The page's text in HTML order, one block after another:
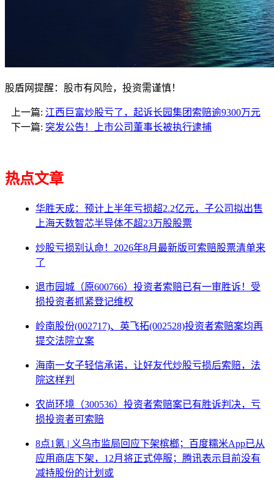
股盾网提醒：股市有风险，投资需谨慎！
上一篇: 江西巨富炒股亏了，起诉长园集团索赔逾9300万元
下一篇: 突发公告！上市公司董事长被执行逮捕
热点文章
华胜天成：预计上半年亏损超2.2亿元，子公司拟出售
上海天数智芯半导体不超23万股股票
炒股亏损别认命！2026年8月最新版可索赔股票清单来
了
退市园城（原600766）投资者索赔已有一审胜诉！受
损投资者抓紧登记维权
岭南股份(002717)、英飞拓(002528)投资者索赔案均再
提交法院立案
海南一女子轻信承诺，让好友代炒股亏损后索赔，法
院这样判
农尚环境（300536）投资者索赔案已有胜诉判决，亏
损投资者可索赔
8点1氪 | 义乌市监局回应下架槟榔；百度糯米App已从
应用商店下架，12月将正式停服；腾讯表示目前没有
减持股份的计划或